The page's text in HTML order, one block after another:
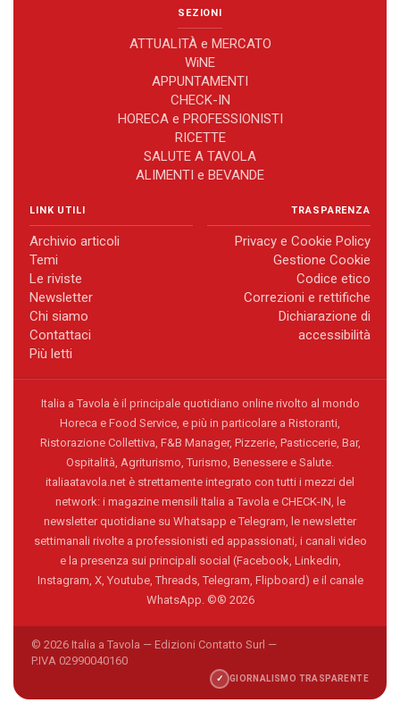
SEZIONI
ATTUALITÀ e MERCATO
WiNE
APPUNTAMENTI
CHECK-IN
HORECA e PROFESSIONISTI
RICETTE
SALUTE A TAVOLA
ALIMENTI e BEVANDE
LINK UTILI
Archivio articoli
Temi
Le riviste
Newsletter
Chi siamo
Contattaci
Più letti
TRASPARENZA
Privacy e Cookie Policy
Gestione Cookie
Codice etico
Correzioni e rettifiche
Dichiarazione di
accessibilità
Italia a Tavola è il principale quotidiano online rivolto al mondo
Horeca e Food Service, e più in particolare a Ristoranti,
Ristorazione Collettiva, F&B Manager, Pizzerie, Pasticcerie, Bar,
Ospitalità, Agriturismo, Turismo, Benessere e Salute.
italiaatavola.net è strettamente integrato con tutti i mezzi del
network: i magazine mensili Italia a Tavola e CHECK-IN, le
newsletter quotidiane su Whatsapp e Telegram, le newsletter
settimanali rivolte a professionisti ed appassionati, i canali video
e la presenza sui principali social (Facebook, Linkedin,
Instagram, X, Youtube, Threads, Telegram, Flipboard) e il canale
WhatsApp. ©® 2026
© 2026 Italia a Tavola — Edizioni Contatto Surl —
P.IVA 02990040160
✓ GIORNALISMO TRASPARENTE